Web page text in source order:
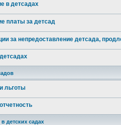
в детсадах
платы за детсад
за непредоставление детсада,
льготы
детских садах